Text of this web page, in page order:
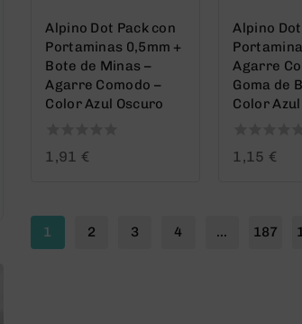
Alpino Dot Pack con
Portaminas 0,5mm +
Bote de Minas –
Agarre Comodo –
Color Azul Oscuro
01,91 €
Alpino Dot
Agarre
Goma de
Color Azul
01,15 €
1 2 3 4 … 187